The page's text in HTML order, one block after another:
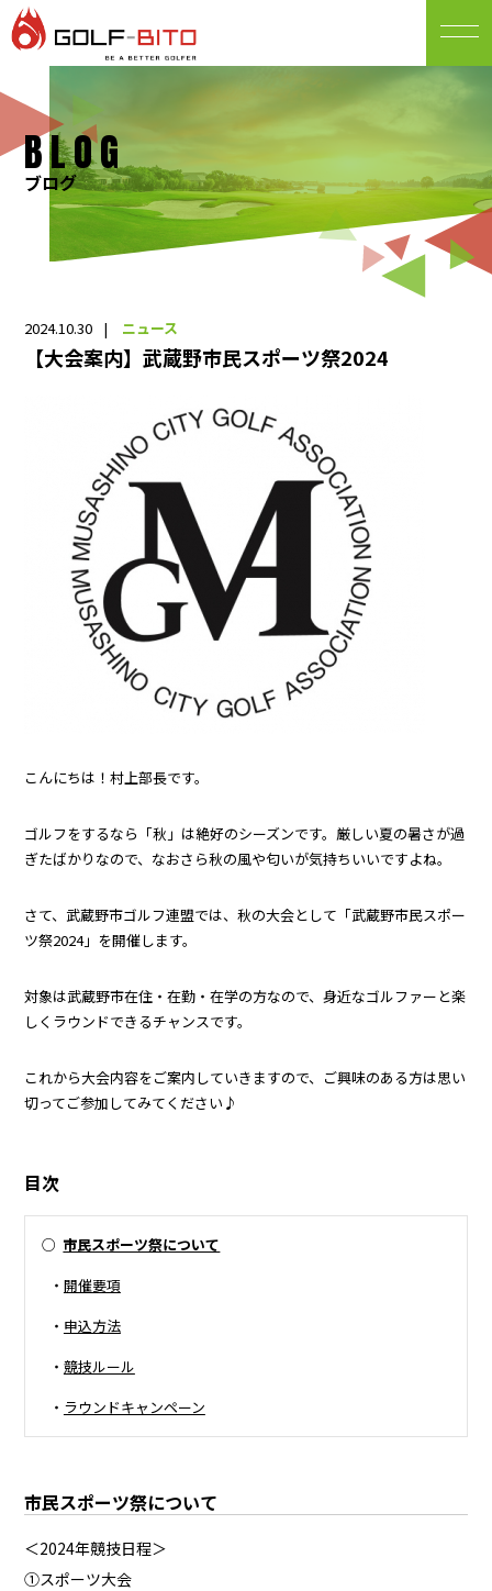
BLOG
ブログ
2024.10.30 ニュース
【大会案内】武蔵野市民スポーツ祭2024
こんにちは！村上部長です。
ゴルフをするなら「秋」は絶好のシーズンです。厳しい夏の暑さが過
ぎたばかりなので、なおさら秋の風や匂いが気持ちいいですよね。
さて、武蔵野市ゴルフ連盟では、秋の大会として「武蔵野市民スポー
ツ祭2024」を開催します。
対象は武蔵野市在住・在勤・在学の方なので、身近なゴルファーと楽
しくラウンドできるチャンスです。
これから大会内容をご案内していきますので、ご興味のある方は思い
切ってご参加してみてください♪
目次
○ 市民スポーツ祭について
・ 開催要項
・ 申込方法
・ 競技ルール
・ ラウンドキャンペーン
市民スポーツ祭について
＜2024年競技日程＞
①スポーツ大会